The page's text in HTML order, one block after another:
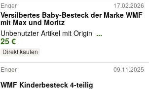
Enger
17.02.2026
Versilbertes Baby-Besteck der Marke WMF
mit Max und Moritz
Unbenutzter Artikel mit Origin ...
25 €
Direkt kaufen
Enger 09.11.2025
WMF Kinderbesteck 4-teilig